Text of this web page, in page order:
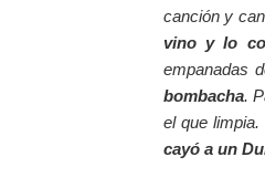
canción y
vino y lo
empanadas
bombacha.
el que
cayó a un